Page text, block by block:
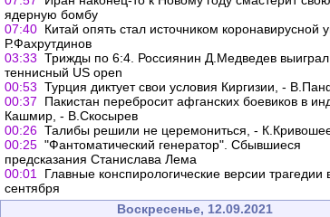
ядерную бомбу
07:40 Китай опять стал источником коронавирусной
Р.Фахрутдинов
03:33 Трижды по 6:4. Россиянин Д.Медведев выиграл
теннисный US open
00:53 Турция диктует свои условия Киргизии, -
00:37
Пакистан перебросит афганских боевиков в
Кашмир, - В.Скосырев
00:26 Талибы решили не церемониться, -
00:25 "Фантоматический генератор". Сбывшиеся
предсказания Станислава Лема
00:01
Главные конспирологические версии
сентября
Воскресенье, 12.09.2021